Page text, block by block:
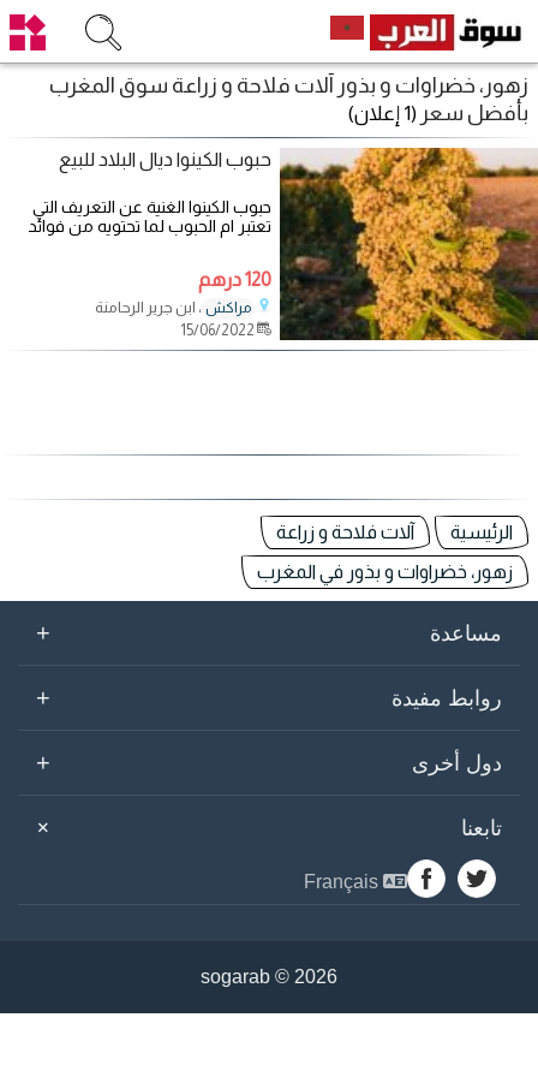
زهور، خضراوات و بذور آلات فلاحة و زراعة سوق المغرب
بأفضل سعر (1 إعلان)
حبوب الكينوا ديال البلاد للبيع
حبوب الكينوا الغنية عن التعريف التي
تعتبر ام الحبوب لما تحتويه من فوائد
120 درهم
مراكش ، ابن جرير الرحامنة
الرئيسية
آلات فلاحة و زراعة
زهور، خضراوات و بذور في المغرب
مساعدة +
روابط مفيدة +
دول أخرى +
تابعنا +
sogarab © 2026